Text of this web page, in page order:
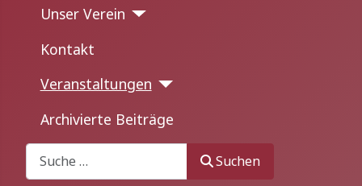
Unser Verein
Kontakt
Veranstaltungen
Archivierte Beiträge
Suchen
Suchen